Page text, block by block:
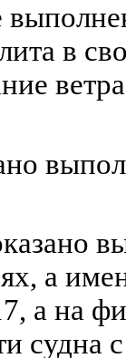
в
а
а на
судна